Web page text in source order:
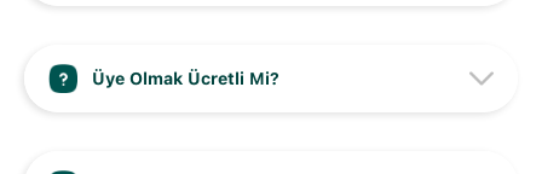
Üye Olmak Ücretli Mi?